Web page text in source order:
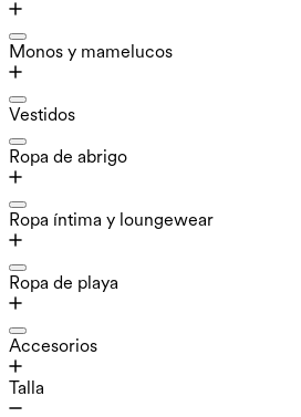
Monos y mamelucos
Vestidos
Ropa de abrigo
Ropa íntima y loungewear
Ropa de playa
Accesorios
Talla